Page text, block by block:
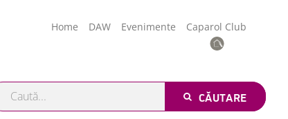
Home DAW Evenimente Caparol Club
CĂUTARE